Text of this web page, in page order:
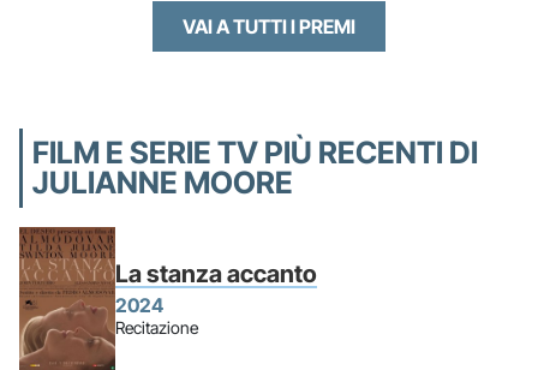
VAI A TUTTI I PREMI
FILM E SERIE TV PIÙ RECENTI DI
JULIANNE MOORE
La stanza accanto
2024
Recitazione